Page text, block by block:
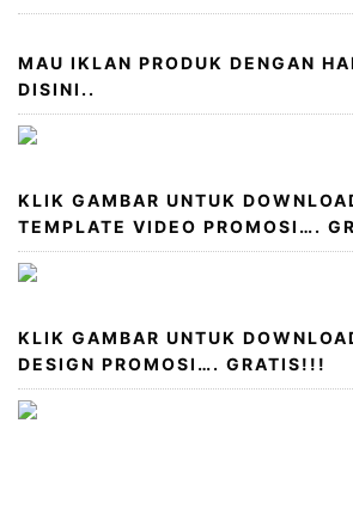
MAU IKLAN PRODUK DENGAN
DISINI..
KLIK GAMBAR UNTUK
TEMPLATE VIDEO PROMOSI….
KLIK GAMBAR UNTUK
DESIGN PROMOSI…. GRATIS!!!